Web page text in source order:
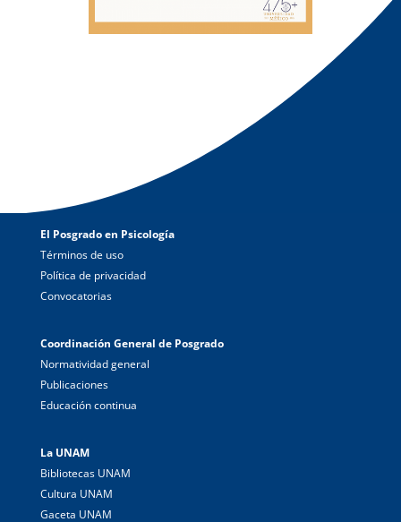
El Posgrado en Psicología
Términos de uso
Política de privacidad
Convocatorias
Coordinación General de Posgrado
Normatividad general
Publicaciones
Educación continua
La UNAM
Bibliotecas UNAM
Cultura UNAM
Gaceta UNAM